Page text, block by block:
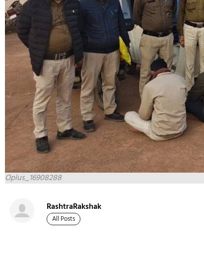
Oplus_16908288
RashtraRakshak
All Posts